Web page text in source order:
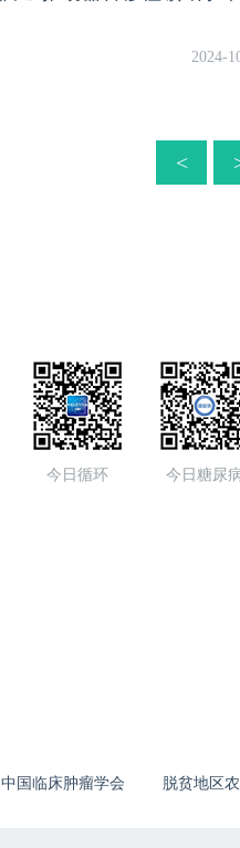
2024-
<
今日循环 今日糖尿
中国临床肿瘤学会 脱贫地区